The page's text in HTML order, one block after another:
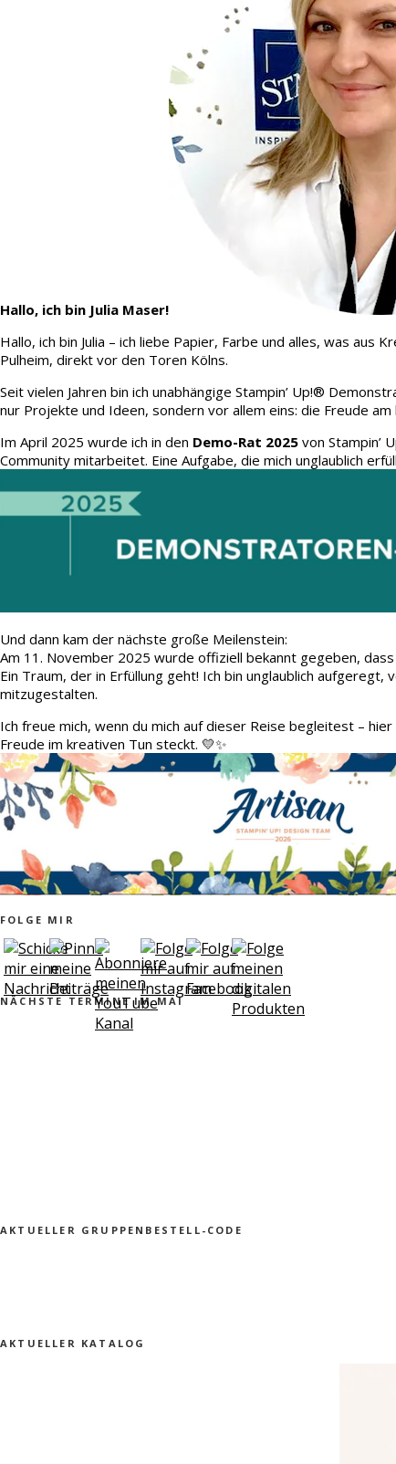
Hallo, ich bin Julia Maser!
Hallo, ich bin Julia – ich liebe Papier, Farbe und alles, was
Pulheim, direkt vor den Toren Kölns.
Seit vielen Jahren bin ich unabhängige Stampin’ Up!®
nur Projekte und Ideen, sondern vor allem eins: die Freude
Im April 2025 wurde ich in den Demo-Rat 2025 von Stampin’
Community mitarbeitet. Eine Aufgabe, die mich unglaublich
Und dann kam der nächste große Meilenstein:
Am 11. November 2025 wurde offiziell bekannt gegeben,
Ein Traum, der in Erfüllung geht! Ich bin unglaublich
mitzugestalten.
Ich freue mich, wenn du mich auf dieser Reise begleitest –
Freude im kreativen Tun steckt. 💛✨
FOLGE MIR
NÄCHSTE TERMINE IM MAI
AKTUELLER GRUPPENBESTELL-CODE
AKTUELLER KATALOG